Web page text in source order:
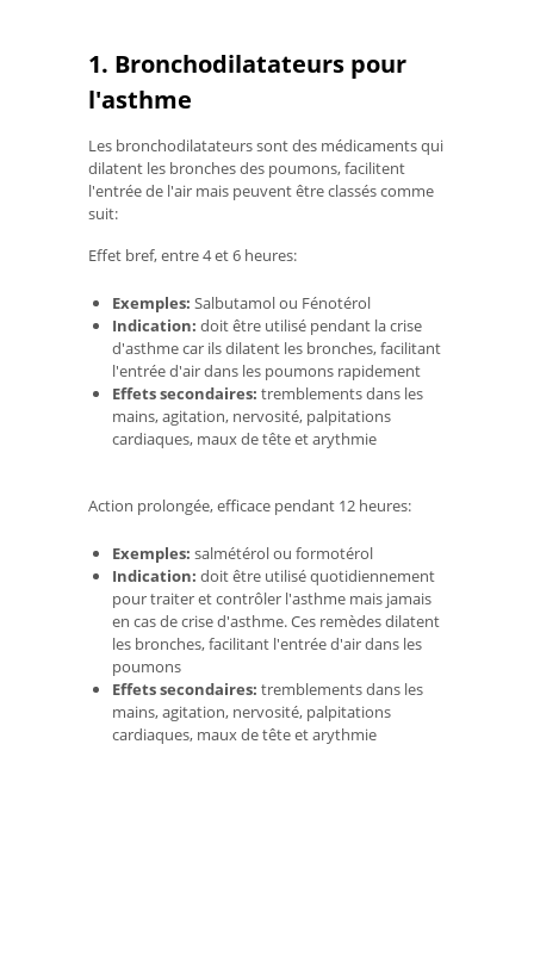
1. Bronchodilatateurs pour
l'asthme
Les bronchodilatateurs sont des médicaments qui
dilatent les bronches des poumons, facilitent
l'entrée de l'air mais peuvent être classés comme
suit:
Effet bref, entre 4 et 6 heures:
Exemples: Salbutamol ou Fénotérol
Indication: doit être utilisé pendant la crise
d'asthme car ils dilatent les bronches, facilitant
l'entrée d'air dans les poumons rapidement
Effets secondaires: tremblements dans les
mains, agitation, nervosité, palpitations
cardiaques, maux de tête et arythmie
Action prolongée, efficace pendant 12 heures:
Exemples: salmétérol ou formotérol
Indication: doit être utilisé quotidiennement
pour traiter et contrôler l'asthme mais jamais
en cas de crise d'asthme. Ces remèdes dilatent
les bronches, facilitant l'entrée d'air dans les
poumons
Effets secondaires: tremblements dans les
mains, agitation, nervosité, palpitations
cardiaques, maux de tête et arythmie